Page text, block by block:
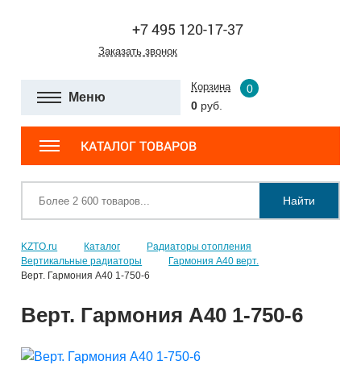
+7 495 120-17-37
Заказать звонок
Меню
Корзина
0
0 руб.
КАТАЛОГ ТОВАРОВ
Найти
KZTO.ru Каталог
Радиаторы отопления
Вертикальные радиаторы
Гармония А40 верт.
Верт. Гармония А40 1-750-6
Верт. Гармония А40 1-750-6